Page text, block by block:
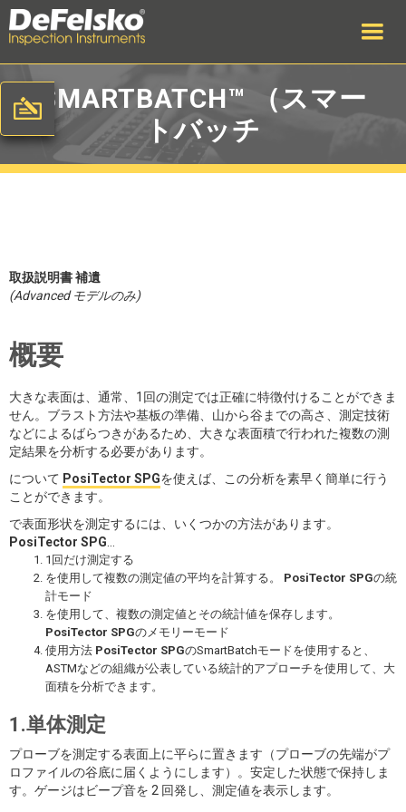
SMARTBATCH™ （スマー
トバッチ
取扱説明書 補遺
(Advanced モデルのみ)
概要
大きな表面は、通常、1回の測定では正確に特徴付けることができま
せん。ブラスト方法や基板の準備、山から谷までの高さ、測定技術
などによるばらつきがあるため、大きな表面積で行われた複数の測
定結果を分析する必要があります。
について PosiTector SPGを使えば、この分析を素早く簡単に行う
ことができます。
で表面形状を測定するには、いくつかの方法があります。
PosiTector SPG
1回だけ測定する
を使用して複数の測定値の平均を計算する。 PosiTector SPGの統
計モード
を使用して、複数の測定値とその統計値を保存します。
PosiTector SPGのメモリーモード
使用方法 PosiTector SPGのSmartBatchモードを使用すると、
ASTMなどの組織が公表している統計的アプローチを使用して、大
面積を分析できます。
1.単体測定
プローブを測定する表面上に平らに置きます（プローブの先端がプ
ロファイルの谷底に届くようにします）。安定した状態で保持しま
す。ゲージはビープ音を 2 回発し、測定値を表示します。